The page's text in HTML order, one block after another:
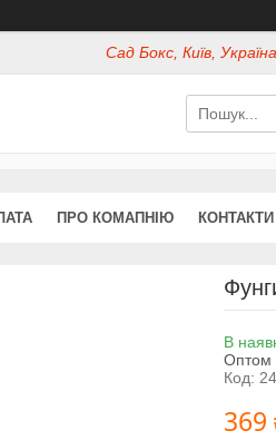
Сад Бокс, Київ, Україна
ПРО КОМАПНІЮ КОНТАКТИ
В
Оптом
Код:
369